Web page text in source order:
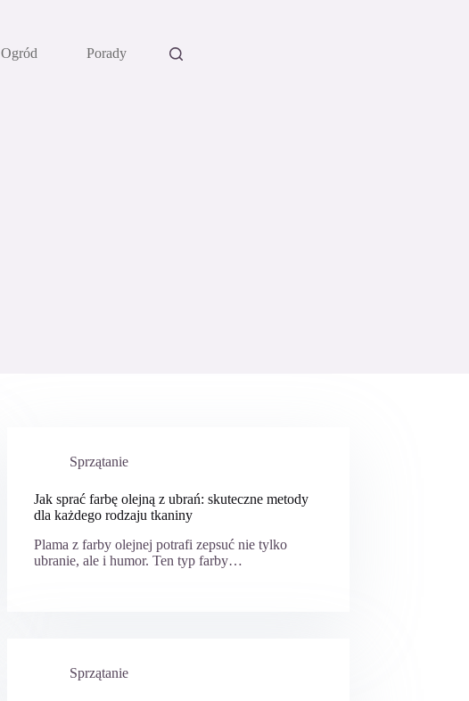
Ogród Porady
Sprzątanie
Jak sprać farbę olejną z ubrań: skuteczne metody
dla każdego rodzaju tkaniny
Plama z farby olejnej potrafi zepsuć nie tylko
ubranie, ale i humor. Ten typ farby…
Sprzątanie